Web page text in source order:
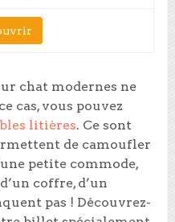
chat modernes ne
cas, vous pouvez
litières. Ce sont
de camoufler
petite commode,
coffre, d’un
pas ! Découvrez-